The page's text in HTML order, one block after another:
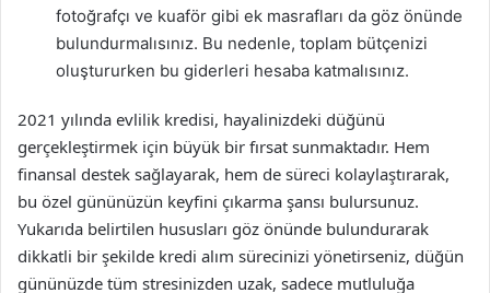
fotoğrafçı ve kuaför gibi ek masrafları da göz önünde
bulundurmalısınız. Bu nedenle, toplam bütçenizi
oluştururken bu giderleri hesaba katmalısınız.
2021 yılında evlilik kredisi, hayalinizdeki düğünü
gerçekleştirmek için büyük bir fırsat sunmaktadır. Hem
finansal destek sağlayarak, hem de süreci kolaylaştırarak,
bu özel gününüzün keyfini çıkarma şansı bulursunuz.
Yukarıda belirtilen hususları göz önünde bulundurarak
dikkatli bir şekilde kredi alım sürecinizi yönetirseniz, düğün
gününüzde tüm stresinizden uzak, sadece mutluluğa